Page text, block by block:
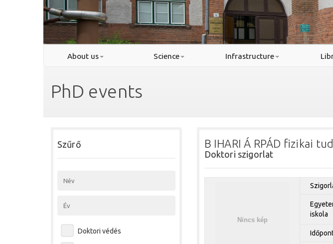
About us Science Infrastructure
PhD events
Szűrő
Doktori védés
B IHARI Á RPÁD fizikai
Doktori szigorlat
iskola